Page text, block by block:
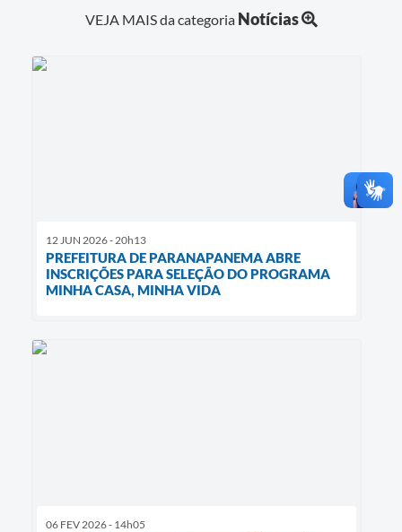
VEJA MAIS da categoria Notícias
12 JUN 2026 - 20h13
PREFEITURA DE PARANAPANEMA ABRE
INSCRIÇÕES PARA SELEÇÃO DO PROGRAMA
MINHA CASA, MINHA VIDA
06 FEV 2026 - 14h05